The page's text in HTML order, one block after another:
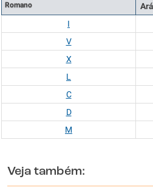
Romano
I
V
X
L
C
D
M
Veja também: